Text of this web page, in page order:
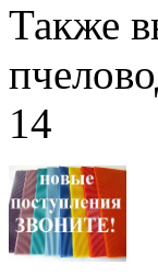
Также
14